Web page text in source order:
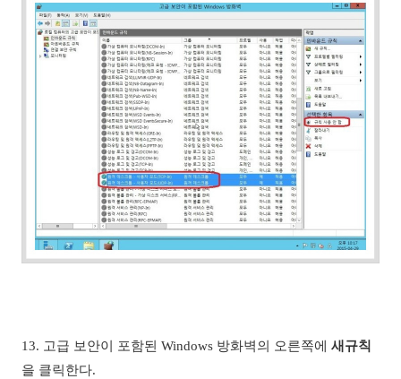
13. 고급 보안이 포함된 Windows 방화벽의 오른쪽에 새규칙
을 클릭한다.